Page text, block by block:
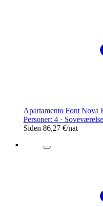
Apartamento Font Nova
Personer: 4 ·
Siden 86,27 €/nat